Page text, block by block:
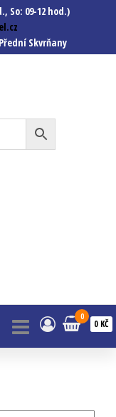
So: 09-12 hod.)
Skvrňany
modelová
vagóny a
víc.
0
0 KČ